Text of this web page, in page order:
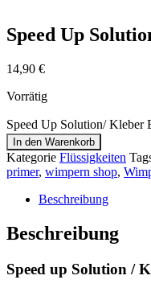
Speed Up
14,90 €
Vorrätig
Speed Up Solution/ Kleber
In den Warenkorb
Kategorie Flüssigkeiten
primer, wimpern shop,
Beschreibung
Beschreibung
Speed up Solution /